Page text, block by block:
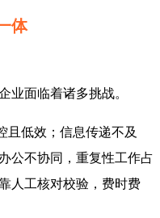
体
业面临着诸多挑战。
且低效；信息传递不及
公不协同，重复性工作占
人工核对校验，费时费